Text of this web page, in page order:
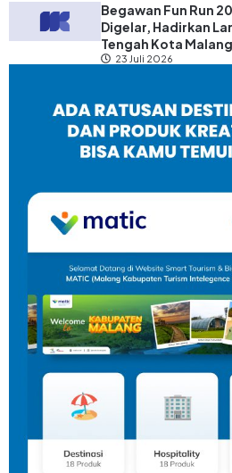
Begawan Fun Run
Digelar, Hadirkan
Tengah Kota Malang
23 Juli 2026